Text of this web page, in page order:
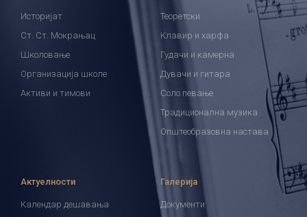
Историјат
Ст. Ст. Мокрањац
Школовање
Организација школе
Активи и тимови
Теоретски
Клавир и харфа
Гудачи и камерна
Дувачи и гитара
Соло певање
Традиционална музика
Општеобразовна настава
Актуелности
Календар дешавања
Галерија
Документи